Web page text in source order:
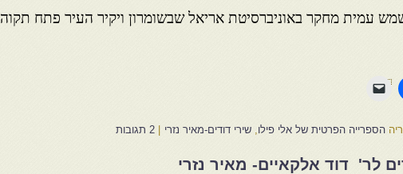
עמית מחקר באוניברסיטת אריאל שבשומרון ויקיר העיר פתח תקוה
הספרייה הפרטית של אלי פילו, שירי דודים-מאיר נזרי 2 תגובות
לר' דוד אלקאיים- מאיר נזרי